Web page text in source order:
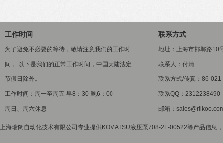
工作时间
为了避免不必要的等待，敬请注意我们的工作时
间 。以下是我们的正常工作时间，中国大陆法定
节假日除外。
工作时间：周一至周五 早8：30-晚6：00
周日、周六休息
联系方式
地址：上海市邯郸路10
联系人：付清
联系方式/传真：86-
联系QQ：2312238490
邮箱：
上海瑞阔自动化技术有限公司专业提供KOMATSU液压泵708-2L-00522等产品信息